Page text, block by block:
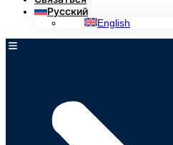
Русский
English